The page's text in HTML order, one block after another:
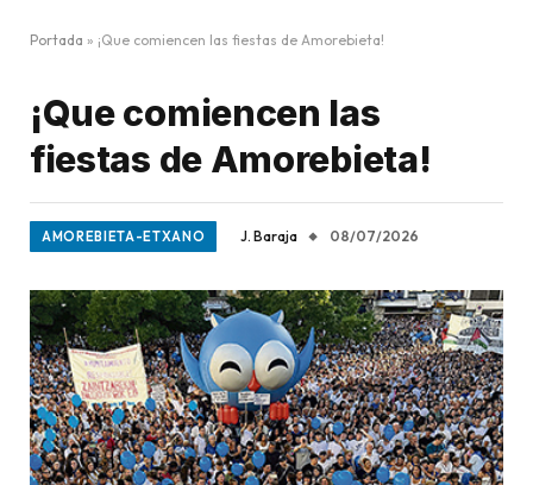
Portada » ¡Que comiencen las fiestas de Amorebieta!
¡Que comiencen las
fiestas de Amorebieta!
AMOREBIETA-ETXANO J. Baraja 08/07/2026